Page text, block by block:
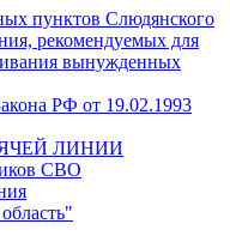
пунктов Слюдянского
рекомендуемых для
вынужденных
РФ от 19.02.1993
ЛИНИИ
СВО